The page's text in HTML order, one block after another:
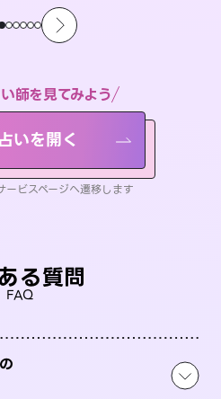
師を見てみよう
いを開く
ビスページへ遷移します
る質問
FAQ